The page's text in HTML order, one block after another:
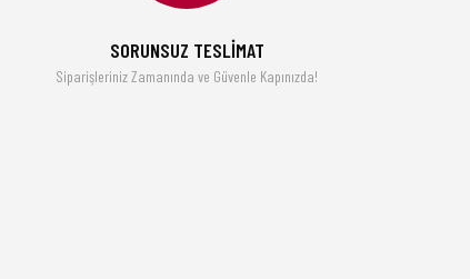
SORUNSUZ TESLİMAT
Siparişleriniz Zamanında ve Güvenle Kapınızda!